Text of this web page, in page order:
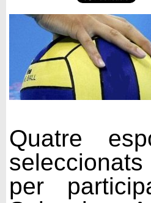
Quatre
per